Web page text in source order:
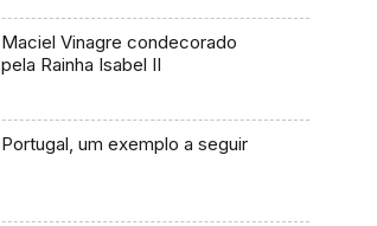
Maciel Vinagre condecorado
pela Rainha Isabel II
Portugal, um exemplo a seguir